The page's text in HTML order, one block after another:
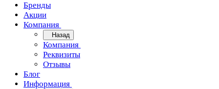
Бренды
Акции
Компания
Назад
Компания
Реквизиты
Отзывы
Блог
Информация